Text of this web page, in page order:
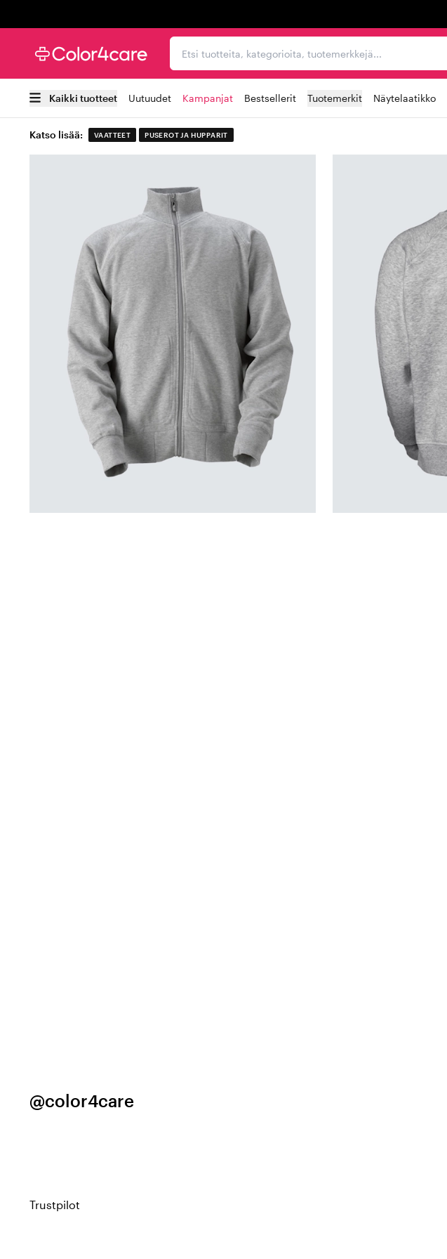
Etsi tuotteita, kategorioita, tuotemerkkejä...
Kaikki tuotteet Uutuudet Kampanjat Bestsellerit Tuotemerkit Näytelaatikko
Katso lisää: VAATTEET PUSEROT JA HUPPARIT
@color4care
Trustpilot